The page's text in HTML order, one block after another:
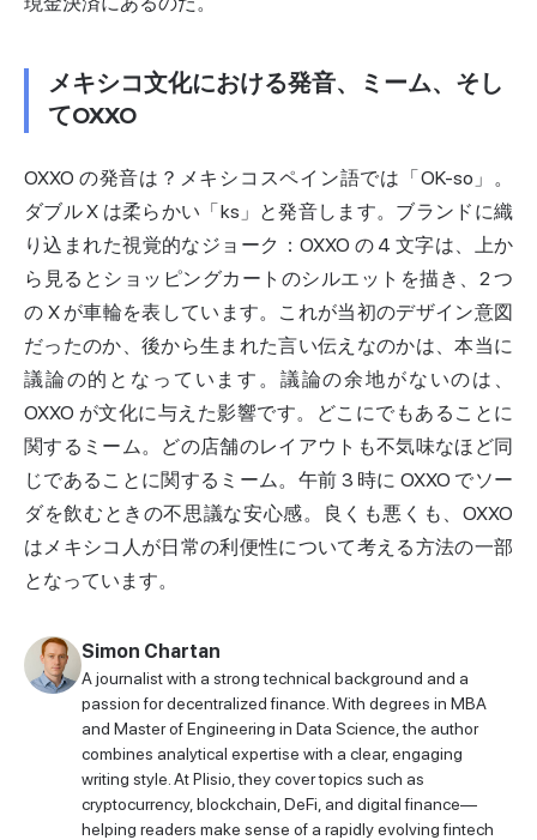
メキシコ文化における発音、ミーム、そし
てOXXO
OXXO の発音は？メキシコスペイン語では「OK-so」。
ダブル X は柔らかい「ks」と発音します。ブランドに織
り込まれた視覚的なジョーク：OXXO の 4 文字は、上か
ら見るとショッピングカートのシルエットを描き、2 つ
の X が車輪を表しています。これが当初のデザイン意図
だったのか、後から生まれた言い伝えなのかは、本当に
議論の的となっています。議論の余地がないのは、
OXXO が文化に与えた影響です。どこにでもあることに
関するミーム。どの店舗のレイアウトも不気味なほど同
じであることに関するミーム。午前 3 時に OXXO でソー
ダを飲むときの不思議な安心感。良くも悪くも、OXXO
はメキシコ人が日常の利便性について考える方法の一部
となっています。
Simon Chartan
A journalist with a strong technical background and a
passion for decentralized finance. With degrees in MBA
and Master of Engineering in Data Science, the author
combines analytical expertise with a clear, engaging
writing style. At Plisio, they cover topics such as
cryptocurrency, blockchain, DeFi, and digital finance—
helping readers make sense of a rapidly evolving fintech